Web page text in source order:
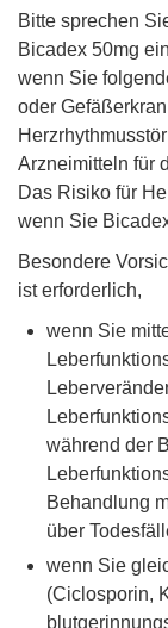
Bitte sprechen
Bicadex 50mg
wenn Sie
oder
Arzneimitteln für
Das Risiko für
wenn Sie
Besondere
ist erforderlich,
wenn Sie
während der
Behandlung
über
wenn Sie
(Ciclosporin,